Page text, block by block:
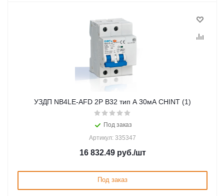
УЗДП NB4LE-AFD 2P B32 тип A 30мА CHINT (1)
Под заказ
Артикул: 335347
16 832.49руб./шт
Под заказ